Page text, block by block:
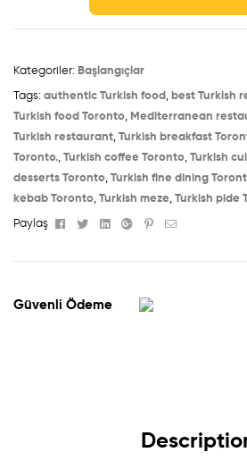
Kategoriler: Başlangıçlar
Tags: authentic Turkish food , best Turkish
Turkish food Toronto, Mediterranean
Turkish restaurant, Turkish breakfast
Toronto., Turkish coffee Toronto, Turkish
desserts Toronto, Turkish fine dining
kebab Toronto, Turkish meze, Turkish pide
Paylaş Facebook
TwitterLinkedinGoogle+Pinterest
Email
Güvenli Ödeme